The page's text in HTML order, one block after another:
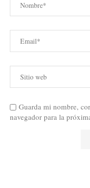
Guarda mi nombre,
navegador para la